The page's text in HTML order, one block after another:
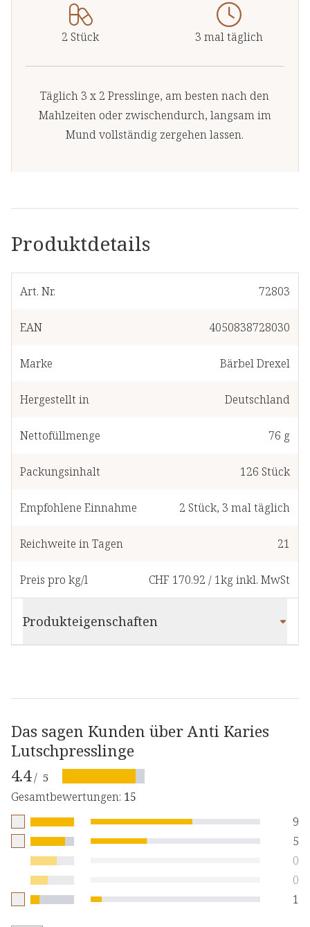
2 Stück 3 mal täglich
Täglich 3 x 2 Presslinge, am besten nach den
Mahlzeiten oder zwischendurch, langsam im
Mund vollständig zergehen lassen.
Produktdetails
Art. Nr. 72803
EAN 4050838728030
Marke Bärbel Drexel
Hergestellt in Deutschland
Nettofüllmenge 76 g
Packungsinhalt 126 Stück
Empfohlene Einnahme 2 Stück, 3 mal täglich
Reichweite in Tagen 21
Preis pro kg/l CHF 170.92 / 1kginkl. MwSt
Produkteigenschaften
Das sagen Kunden über Anti Karies
Lutschpresslinge
4.4/ 5
Gesamtbewertungen: 15
9
5
0
0
1